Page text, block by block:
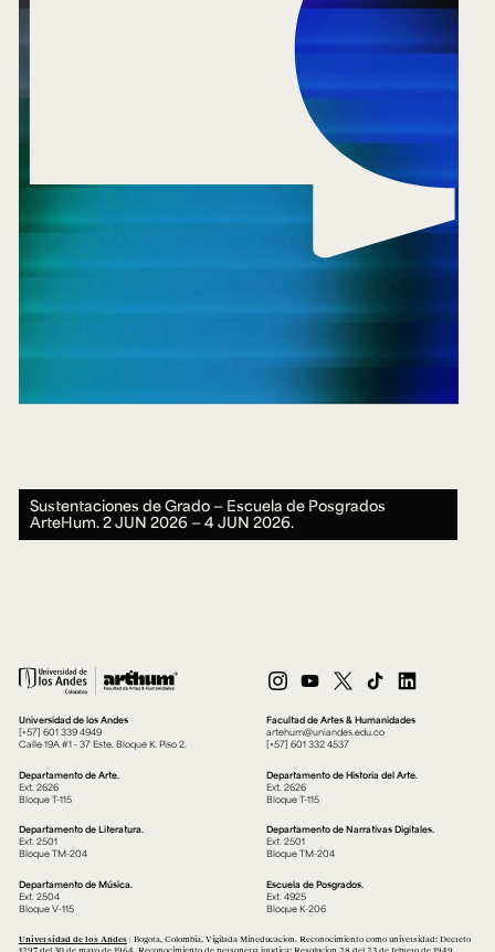
Sustentaciones de Grado ― Escuela de Posgrados
ArteHum.2 JUN 2026 ― 4 JUN 2026.
Universidad de los Andes
[+57] 601 339 4949
Calle 19A #1 - 37 Este. Bloque K. Piso 2.
Facultad de Artes & Humanidades
artehum@uniandes.edu.co
[+57] 601 332 4537
Departamento de Arte.
Ext. 2626
Bloque T-115
Departamento de Historia del Arte.
Ext. 2626
Bloque T-115
Departamento de Literatura.
Ext. 2501
Bloque TM-204
Departamento de Narrativas Digitales.
Ext. 2501
Bloque TM-204
Departamento de Música.
Ext. 2504
Bloque V-115
Escuela de Posgrados.
Ext. 4925
Bloque K-206
Universidad de los Andes| Bogotá, Colombia. Vigilada Mineducación. Reconocimiento como universidad: Decreto